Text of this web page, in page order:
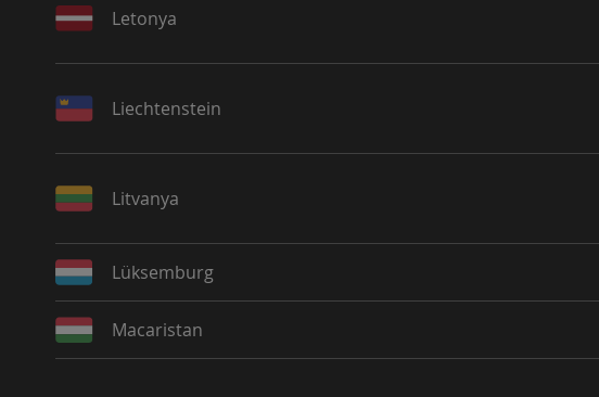
Letonya
Liechtenstein
Litvanya
Lüksemburg
Macaristan